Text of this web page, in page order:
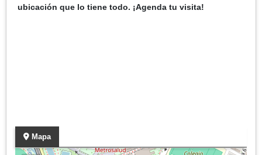
ubicación que lo tiene todo. ¡Agenda tu visita!
Mapa